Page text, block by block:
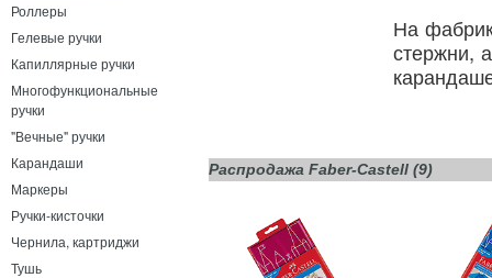
Роллеры
Гелевые ручки
Капиллярные ручки
Многофункциональные
ручки
"Вечные" ручки
Карандаши
Маркеры
Ручки-кисточки
Чернила, картриджи
Тушь
На
стержни,
Распродажа Faber-Castell (9)